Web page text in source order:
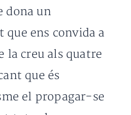
dona un
ens convida a
la creu als quatre
que és
el propagar-se